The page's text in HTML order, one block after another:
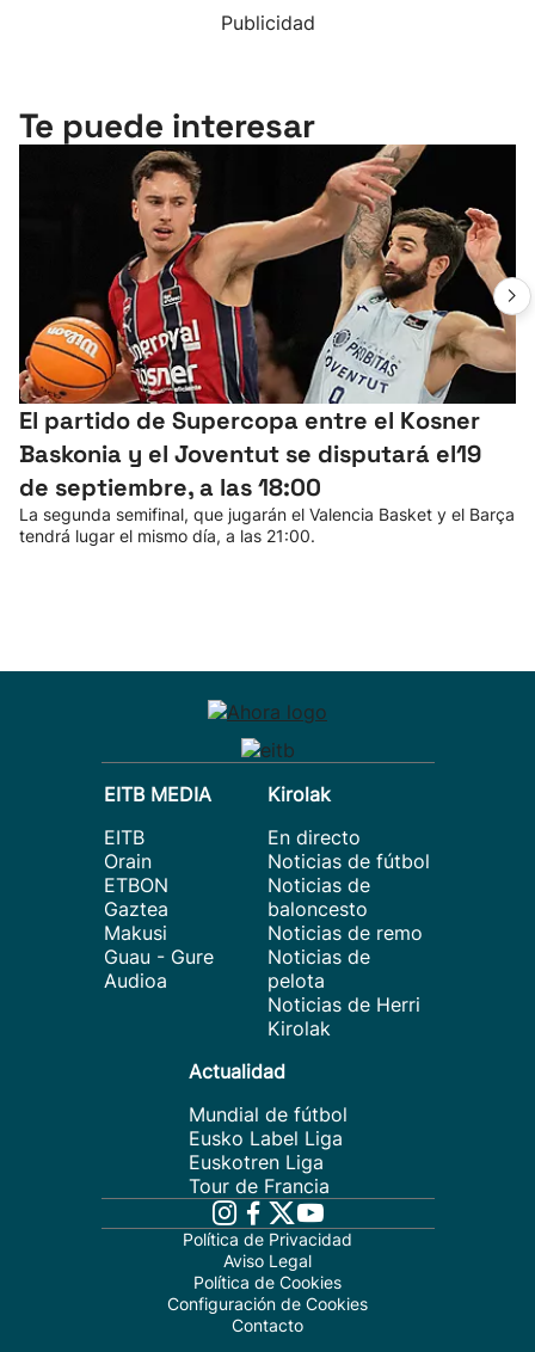
Publicidad
Te puede interesar
El partido de Supercopa entre el Kosner
Baskonia y el Joventut se disputará el19
de septiembre, a las 18:00
La segunda semifinal, que jugarán el Valencia Basket y el Barça
tendrá lugar el mismo día, a las 21:00.
EITB MEDIA
EITB
Orain
ETBON
Gaztea
Makusi
Guau - Gure
Audioa
Kirolak
En directo
Noticias de fútbol
Noticias de
baloncesto
Noticias de remo
Noticias de
pelota
Noticias de Herri
Kirolak
Actualidad
Mundial de fútbol
Eusko Label Liga
Euskotren Liga
Tour de Francia
Política de Privacidad
Aviso Legal
Política de Cookies
Configuración de Cookies
Contacto